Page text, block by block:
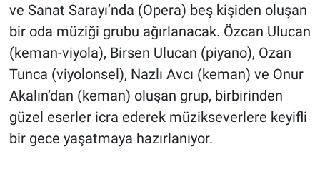
ve Sanat Sarayı’nda (Opera) beş kişiden oluşan
bir oda müziği grubu ağırlanacak. Özcan Ulucan
(keman-viyola), Birsen Ulucan (piyano), Ozan
Tunca (viyolonsel), Nazlı Avcı (keman) ve Onur
Akalın’dan (keman) oluşan grup, birbirinden
güzel eserler icra ederek müzikseverlere keyifli
bir gece yaşatmaya hazırlanıyor.